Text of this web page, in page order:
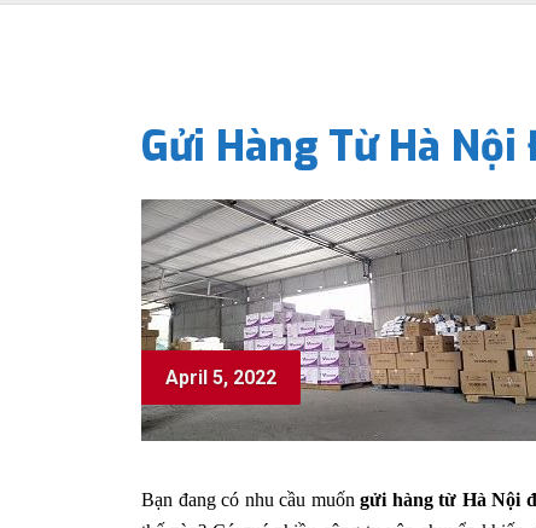
Gửi Hàng Từ Hà
April 5, 2022
Bạn đang có nhu cầu muốn gửi hàng từ Hà Nội